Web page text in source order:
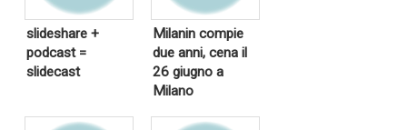
slideshare +
podcast =
slidecast
Milanin compie
due anni, cena il
26 giugno a
Milano